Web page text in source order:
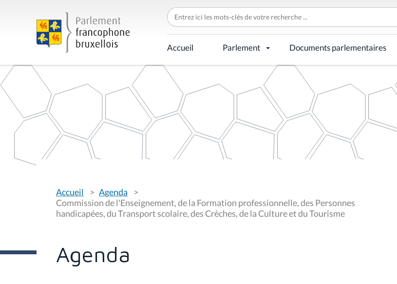
C
h
e
r
c
h
r
p
Accueil Parlement Documents parlementaires
o
u
s
ê
c
i
Accueil
Agenda
Commission de l'Enseignement, de la Formation professionnelle, des Personnes
handicapées, du Transport scolaire, des Crèches, de la Culture et du Tourisme
Agenda